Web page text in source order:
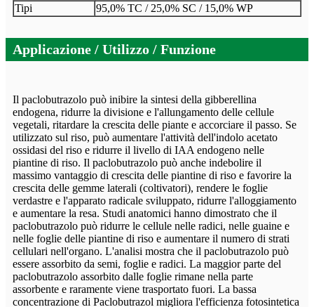
Tipi 95,0% TC / 25,0% SC / 15,0% WP
Applicazione / Utilizzo / Funzione
Il paclobutrazolo può inibire la sintesi della gibberellina
endogena, ridurre la divisione e l'allungamento delle cellule
vegetali, ritardare la crescita delle piante e accorciare il passo. Se
utilizzato sul riso, può aumentare l'attività dell'indolo acetato
ossidasi del riso e ridurre il livello di IAA endogeno nelle
piantine di riso. Il paclobutrazolo può anche indebolire il
massimo vantaggio di crescita delle piantine di riso e favorire la
crescita delle gemme laterali (coltivatori), rendere le foglie
verdastre e l'apparato radicale sviluppato, ridurre l'alloggiamento
e aumentare la resa. Studi anatomici hanno dimostrato che il
paclobutrazolo può ridurre le cellule nelle radici, nelle guaine e
nelle foglie delle piantine di riso e aumentare il numero di strati
cellulari nell'organo. L'analisi mostra che il paclobutrazolo può
essere assorbito da semi, foglie e radici. La maggior parte del
paclobutrazolo assorbito dalle foglie rimane nella parte
assorbente e raramente viene trasportato fuori. La bassa
concentrazione di Paclobutrazol migliora l'efficienza fotosintetica